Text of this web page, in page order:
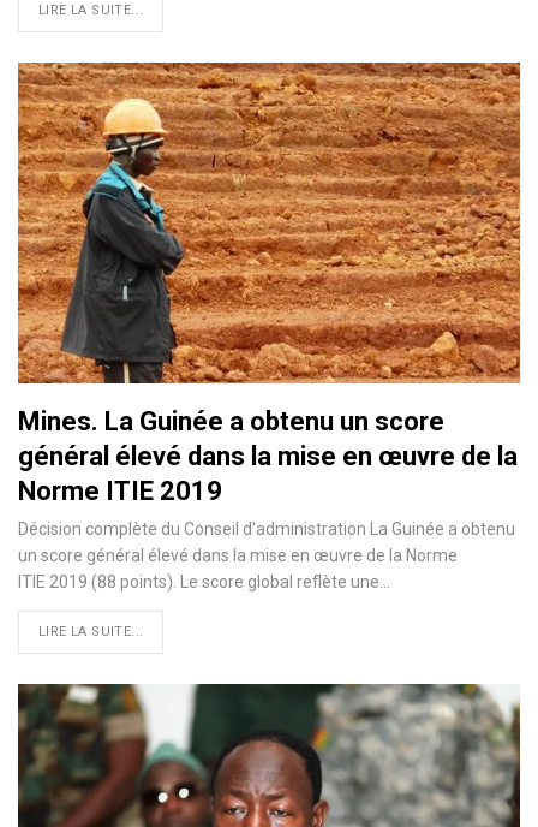
LIRE LA SUITE...
Mines. La Guinée a obtenu un score
général élevé dans la mise en œuvre de la
Norme ITIE 2019
Décision complète du Conseil d'administration La Guinée a obtenu
un score général élevé dans la mise en œuvre de la Norme
ITIE 2019 (88 points). Le score global reflète une…
LIRE LA SUITE...